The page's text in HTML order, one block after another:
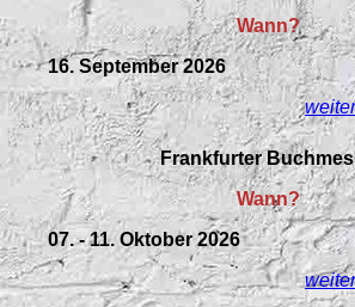
Wann?
16. September 2026
Frankfurter
Wann?
07. - 11. Oktober 2026